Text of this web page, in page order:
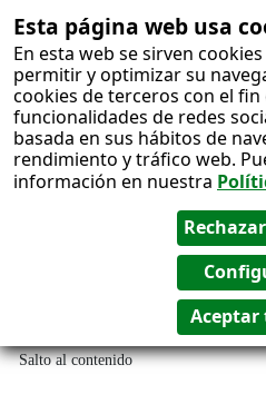
Esta página web usa
En esta web se sirven
permitir y optimizar su
cookies de terceros con el
funcionalidades de redes
basada en sus hábitos de
rendimiento y tráfico web.
información en nuestra
Salto al contenido